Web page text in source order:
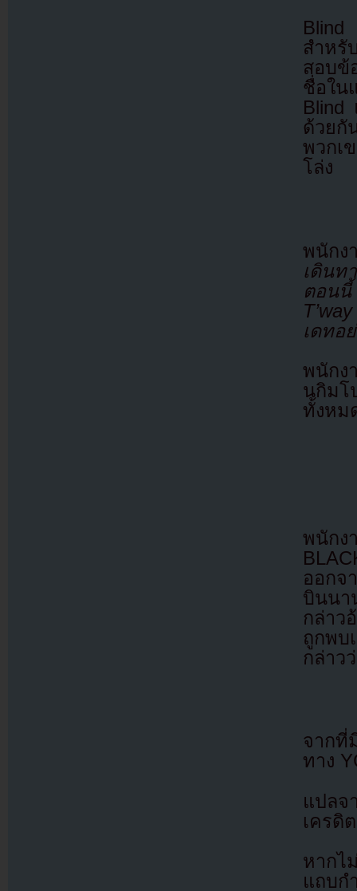
Blind
สำหรั
สอบข้
ชื่อใน
Blind
ด้วยกั
พวกเ
โล่ง
พนัก
เดิน
ตอน
เดทอ
พนักง
นกิม
ทั้งหม
พนัก
ออกจ
บินนา
กล่าว
ถูกพ
กล่าว
จากที่
ทาง
แปล
เครดิ
หากไ
แถบก